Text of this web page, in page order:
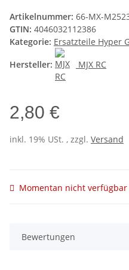
Artikelnummer: 66-MX-
GTIN: 4046032112386
Kategorie: Ersatzteile Hyper
Hersteller:
MJX RC
2,80 €
inkl. 19% USt. , zzgl. Versand
Momentan nicht verfügbar
Bewertungen